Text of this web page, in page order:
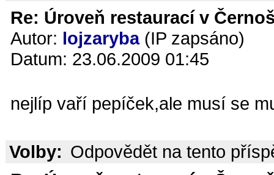
Re: Úroveň restaurací v
Autor: lojzaryba(IP zapsáno)
Datum: 23.06.2009 01:45
nejlíp vaří pepíček,ale musí se
Volby: Odpovědět na tento